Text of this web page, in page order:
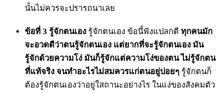
นั้นไม่ควรจะปรารถนาเลย
ข้อที่ 3 รู้จักตนเอง รู้จักตนเอง ข้อนี้ฟังแปลกดี ทุกคนมัก
จะอวดดีว่าตนรู้จักตนเอง แต่ยากที่จะรู้จักตนเอง มัน
รู้จักด้วยความโง่ มันก็รู้จักแต่ความโง่ของตน ไม่รู้จักตน
ที่แท้จริง จนทำอะไรไม่สมควรแก่ตนอยู่บ่อยๆ รู้จักตนก็
ต้องรู้จักตนเองว่าอยู่ใสถานะอย่างไร ในแง่ของสังคมตัว